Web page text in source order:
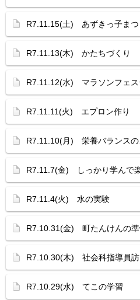
R7.11.15(土) あずきっ子まつ
R7.11.13(木) かたちづくり
R7.11.12(水) マラソンフェス
R7.11.11(火) エプロン作り
R7.11.10(月) 栄養バランスの
R7.11.7(金) しっかり学んで
R7.11.4(火) 水の実験
R7.10.31(金) 町たんけんの準
R7.10.30(木) 社会科指導員訪
R7.10.29(水) てこの学習